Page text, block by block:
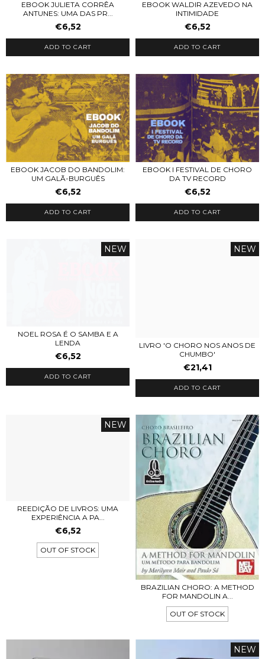
EBOOK JULIETA CORRÊA
ANTUNES: UMA DAS PR...
€6,52
ADD TO CART
EBOOK WALDIR AZEVEDO NA
INTIMIDADE
€6,52
ADD TO CART
EBOOK JACOB DO BANDOLIM:
UM GALÃ-BURGUÊS
€6,52
ADD TO CART
EBOOK I FESTIVAL DE CHORO
DA TV RECORD
€6,52
ADD TO CART
NEW
NOEL ROSA É O SAMBA E A
LENDA
€6,52
ADD TO CART
NEW
LIVRO 'O CHORO NOS ANOS DE
CHUMBO'
€21,41
ADD TO CART
NEW
REEDIÇÃO DE LIVROS: UMA
EXPERIÊNCIA A PA...
€6,52
OUT OF STOCK
BRAZILIAN CHORO: A METHOD
FOR MANDOLIN A...
OUT OF STOCK
NEW